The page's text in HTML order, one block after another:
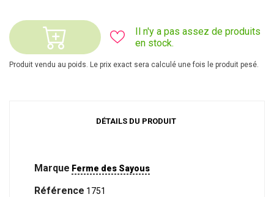
Il n'y a pas assez de produits
en stock.
Produit vendu au poids. Le prix exact sera calculé une fois le produit pesé.
DÉTAILS DU PRODUIT
Marque Ferme des Sayous
Référence 1751